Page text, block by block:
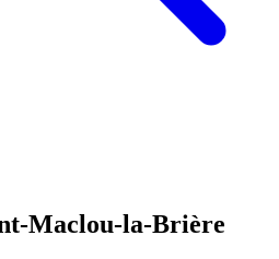
Maclou-la-Brière